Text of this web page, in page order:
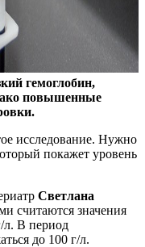
гемоглобин,
повышенные
исследование. Нужно
покажет уровень
Светлана
считаются значения
л. В период
до 100 г/л.